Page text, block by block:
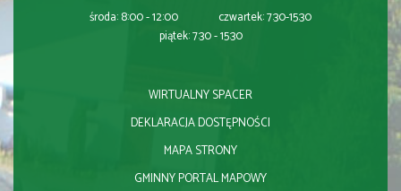
środa: 8:00 - 12:00 czwartek: 7:30-15:30
piątek: 7:30 - 15:30
WIRTUALNY SPACER
DEKLARACJA DOSTĘPNOŚCI
MAPA STRONY
GMINNY PORTAL MAPOWY